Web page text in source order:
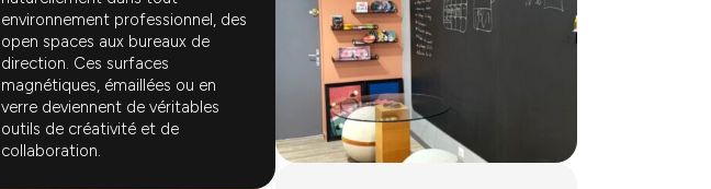
environnement professionnel, des
open spaces aux bureaux de
direction. Ces surfaces
magnétiques, émaillées ou en
verre deviennent de véritables
outils de créativité et de
collaboration.